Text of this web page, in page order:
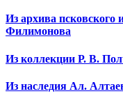
Из архива псковского
Филимонова
Из коллекции Р. В.
Из наследия Ал.